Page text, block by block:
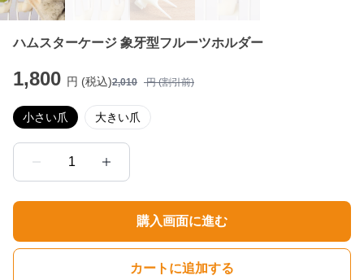
ハムスターケージ 象牙型フルーツホルダー
1,800 円 (税込)2,010 円 (割引前)
小さい爪 大きい爪
1
購入画面に進む
カートに追加する